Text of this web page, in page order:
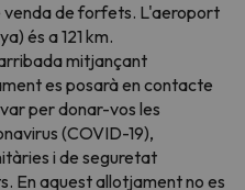
de forfets. L'aeroport
és a 121 km.
mitjançant
es posarà en contacte
per donar-vos les
(COVID-19),
i de seguretat
En aquest allotjament no es